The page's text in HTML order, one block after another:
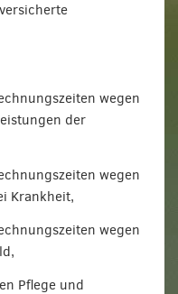
wegen
der
wegen
Krankheit,
wegen
Pflege und